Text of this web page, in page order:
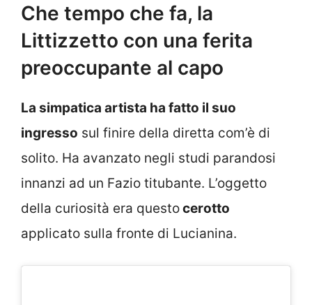
Che tempo che fa, la
Littizzetto con una ferita
preoccupante al capo
La simpatica artista ha fatto il suo
ingresso sul finire della diretta com’è di
solito. Ha avanzato negli studi parandosi
innanzi ad un Fazio titubante. L’oggetto
della curiosità era questocerotto
applicato sulla fronte di Lucianina.